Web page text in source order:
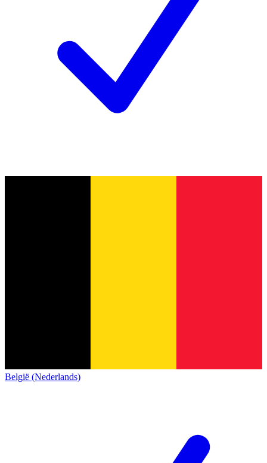
België (Nederlands)